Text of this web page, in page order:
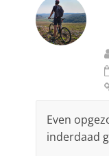
Even
inderdaad